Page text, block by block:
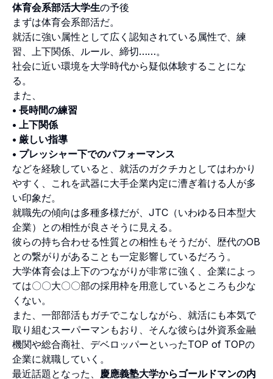
体育会系部活大学生の予後
まずは体育会系部活だ。
就活に強い属性として広く認知されている属性で、練
習、上下関係、ルール、締切……。
社会に近い環境を大学時代から疑似体験することにな
る。
また、
• 長時間の練習
• 上下関係
• 厳しい指導
• プレッシャー下でのパフォーマンス
などを経験していると、就活のガクチカとしてはわかり
やすく、これを武器に大手企業内定に漕ぎ着ける人が多
い印象だ。
就職先の傾向は多種多様だが、JTC（いわゆる日本型大
企業）との相性が良さそうに見える。
彼らの持ち合わせる性質との相性もそうだが、歴代のOB
との繋がりがあることも一定影響しているだろう。
大学体育会は上下のつながりが非常に強く、企業によっ
ては〇〇大〇〇部の採用枠を用意しているところも少な
くない。
また、一部部活もガチでこなしながら、就活にも本気で
取り組むスーパーマンもおり、そんな彼らは外資系金融
機関や総合商社、デベロッパーといったTOP of TOPの
企業に就職していく。
最近話題となった、 慶應義塾大学からゴールドマンの内